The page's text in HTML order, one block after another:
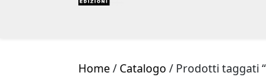
Home/ Catalogo / Prodotti taggati